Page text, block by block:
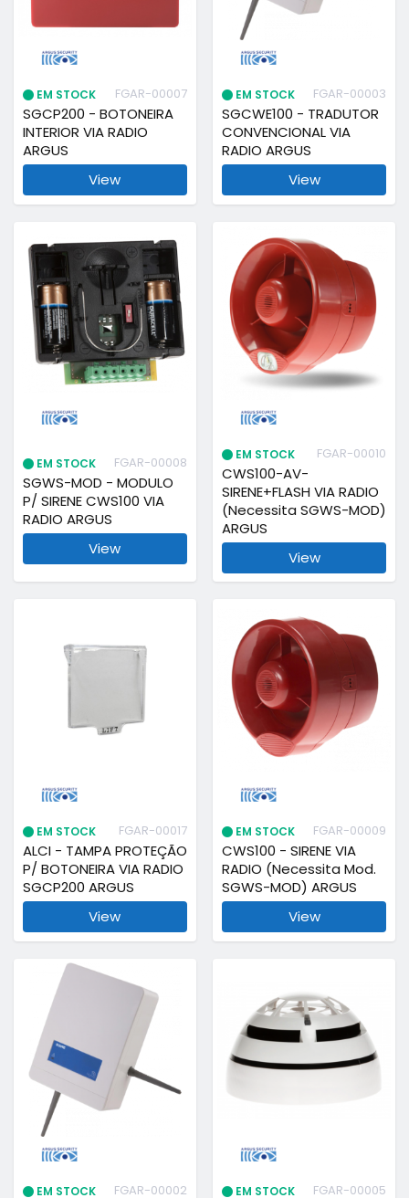
EM STOCK FGAR-00007
SGCP200 - BOTONEIRA
INTERIOR VIA RADIO
ARGUS
View
EM STOCK FGAR-00003
SGCWE100 - TRADUTOR
CONVENCIONAL VIA
RADIO ARGUS
View
EM STOCK FGAR-00008
SGWS-MOD - MODULO
P/ SIRENE CWS100 VIA
RADIO ARGUS
View
EM STOCK FGAR-00010
CWS100-AV-
SIRENE+FLASH VIA RADIO
(Necessita SGWS-MOD)
ARGUS
View
EM STOCK FGAR-00017
ALCI - TAMPA PROTEÇÃO
P/ BOTONEIRA VIA RADIO
SGCP200 ARGUS
View
EM STOCK FGAR-00009
CWS100 - SIRENE VIA
RADIO (Necessita Mod.
SGWS-MOD) ARGUS
View
EM STOCK FGAR-00002 EM STOCK FGAR-00005